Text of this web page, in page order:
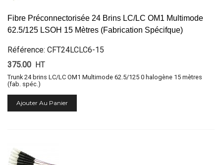
Fibre Préconnectorisée 24 Brins LC/LC OM1 Multimode
62.5/125 LSOH 15 Mètres (Fabrication Spécifque)
Référence: CFT24LCLC6-15
375.00 HT
Trunk 24 brins LC/LC OM1 Multimode 62.5/125 0 halogène 15 mètres
(fab. spéc.)
Ajouter Au Panier